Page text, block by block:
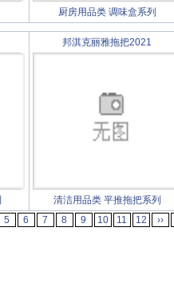
厨房用品类 调味盒系列
邦淇克丽雅拖把2021
清洁用品类 平推拖把系列
5 6 7 8 9 10 11 12 ››